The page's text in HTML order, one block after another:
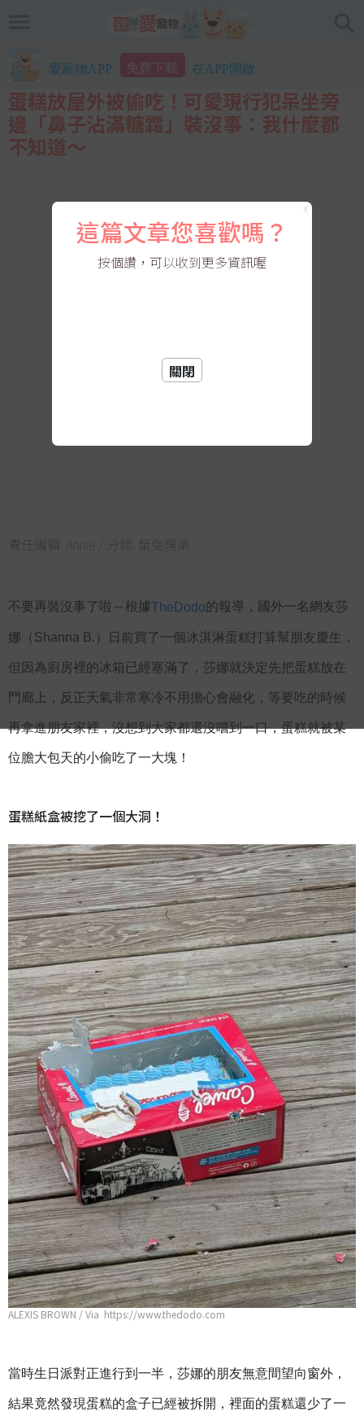
愛寵物APP 免費下載 在APP開啟
蛋糕放屋外被偷吃！可愛現行犯呆坐旁
邊「鼻子沾滿糖霜」裝沒事：我什麼都
不知道～
責任編輯: / 分類: 鼠兔娛樂
不要再裝沒事了啦～根據TheDodo的報導，國外一名網友莎
娜（Shanna B.）日前買了一個冰淇淋蛋糕打算幫朋友慶生，
但因為廚房裡的冰箱已經塞滿了，莎娜就決定先把蛋糕放在
門廊上，反正天氣非常寒冷不用擔心會融化，等要吃的時候
再拿進朋友家裡，沒想到大家都還沒嚐到一口，蛋糕就被某
位膽大包天的小偷吃了一大塊！
蛋糕紙盒被挖了一個大洞！
ALEXIS BROWN / Via https://www.thedodo.com
當時生日派對正進行到一半，莎娜的朋友無意間望向窗外，
結果竟然發現蛋糕的盒子已經被拆開，裡面的蛋糕還少了一
X
這篇文章您喜歡嗎？
按個讚，可以收到更多資訊喔
關閉